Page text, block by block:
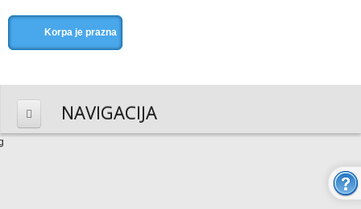
Korpa je prazna
NAVIGACIJA